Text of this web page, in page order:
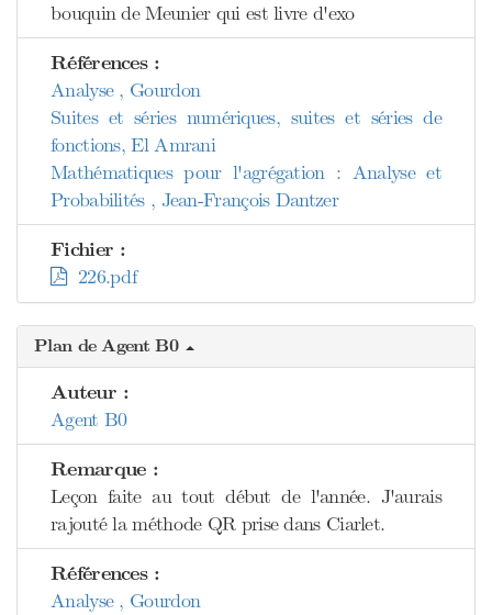
bouquin de Meunier qui est livre d'exo
Références :
Analyse , Gourdon
Suites et séries numériques, suites et séries de
fonctions, El Amrani
Mathématiques pour l'agrégation : Analyse et
Probabilités , Jean-François Dantzer
Fichier :
226.pdf
Plan de Agent B0
Auteur :
Agent B0
Remarque :
Leçon faite au tout début de l'année. J'aurais
rajouté la méthode QR prise dans Ciarlet.
Références :
Analyse , Gourdon